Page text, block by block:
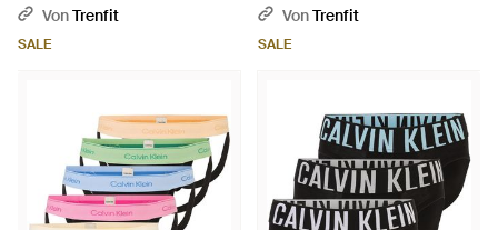
VonTrenfit
SALE
Power-Baumwolle - Schwarz
VonTrenfit
SALE